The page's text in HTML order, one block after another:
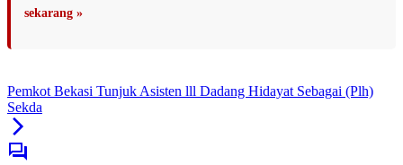
sekarang »
Pemkot Bekasi Tunjuk Asisten lll Dadang Hidayat Sebagai (Plh)
Sekda